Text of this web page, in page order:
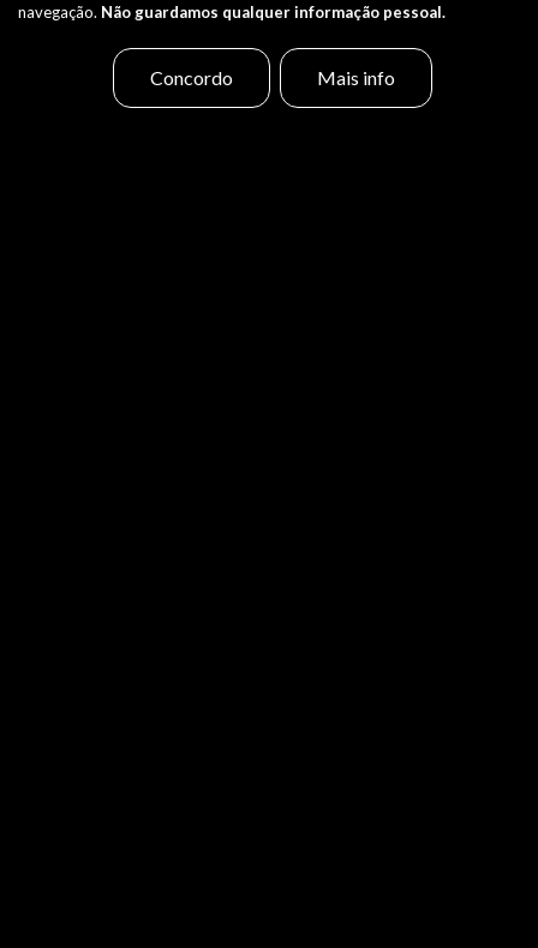
navegação. Não guardamos qualquer informação pessoal.
Concordo Mais info